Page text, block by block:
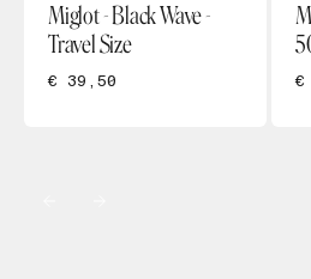
Miglot - Black Wave -
Travel Size
€ 39,50 €